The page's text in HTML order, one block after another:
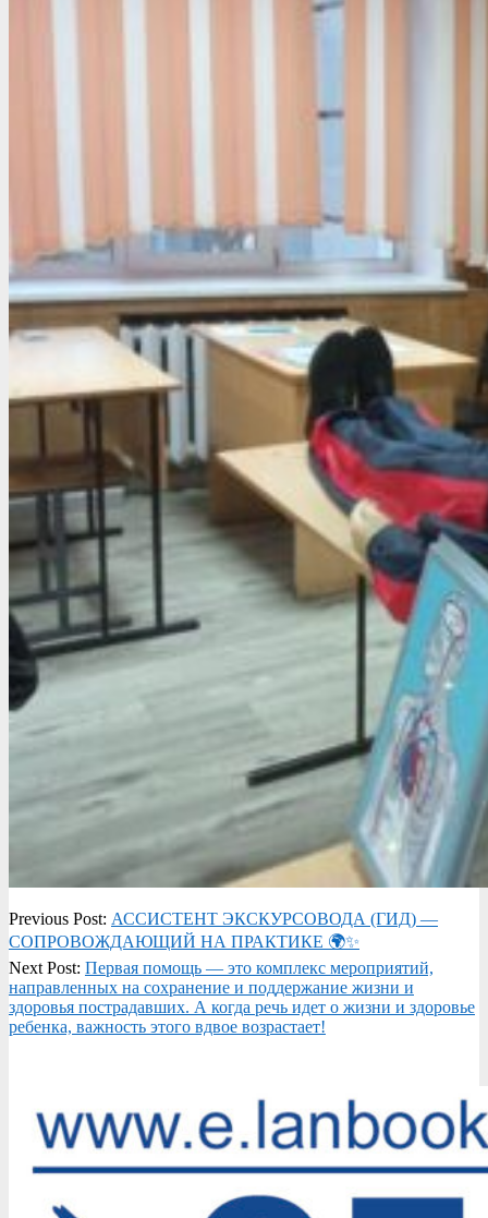
2025-
05-
02
Previous Post: АССИСТЕНТ ЭКСКУРСОВОДА (ГИД) —
СОПРОВОЖДАЮЩИЙ НА ПРАКТИКЕ 🌍✨
Next Post: Первая помощь — это комплекс мероприятий,
направленных на сохранение и поддержание жизни и
здоровья пострадавших. А когда речь идет о жизни и здоровье
ребенка, важность этого вдвое возрастает!